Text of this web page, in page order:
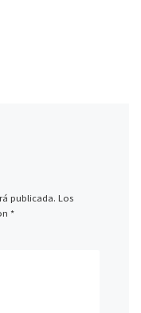
publicada. Los
*